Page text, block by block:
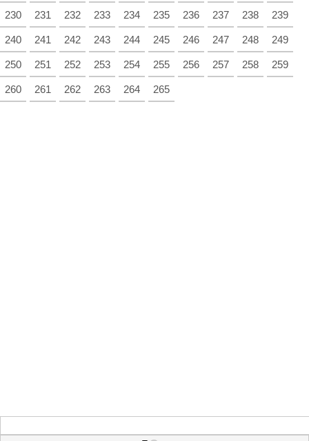
230 231 232 233 234 235 236 237 238 239
240 241 242 243 244 245 246 247 248 249
250 251 252 253 254 255 256 257 258 259
260 261 262 263 264 265